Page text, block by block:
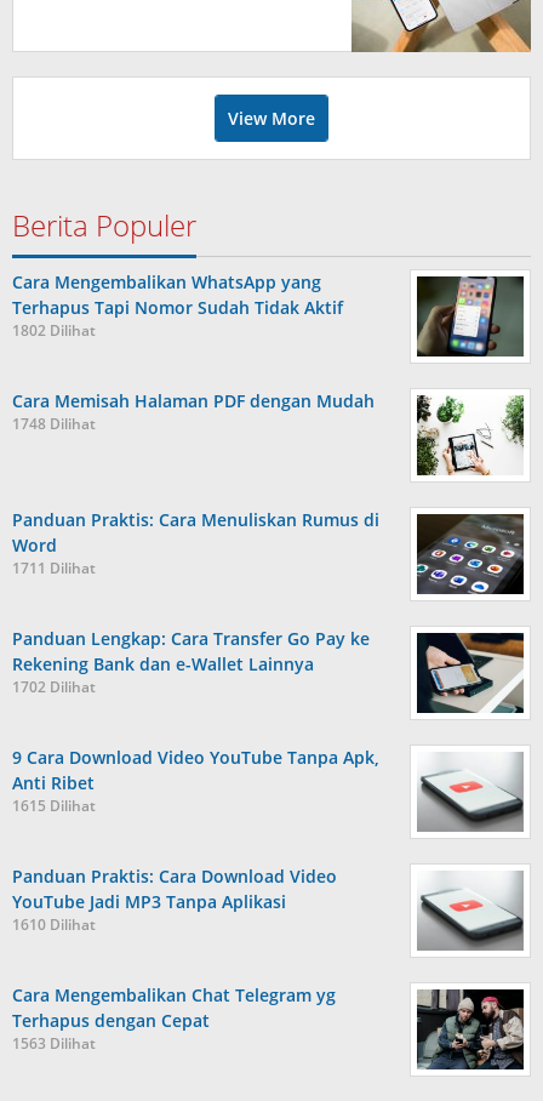
View More
Berita Populer
Cara Mengembalikan WhatsApp yang
Terhapus Tapi Nomor Sudah Tidak Aktif
1802 Dilihat
Cara Memisah Halaman PDF dengan Mudah
1748 Dilihat
Panduan Praktis: Cara Menuliskan Rumus di
Word
1711 Dilihat
Panduan Lengkap: Cara Transfer Go Pay ke
Rekening Bank dan e-Wallet Lainnya
1702 Dilihat
9 Cara Download Video YouTube Tanpa Apk,
Anti Ribet
1615 Dilihat
Panduan Praktis: Cara Download Video
YouTube Jadi MP3 Tanpa Aplikasi
1610 Dilihat
Cara Mengembalikan Chat Telegram yg
Terhapus dengan Cepat
1563 Dilihat